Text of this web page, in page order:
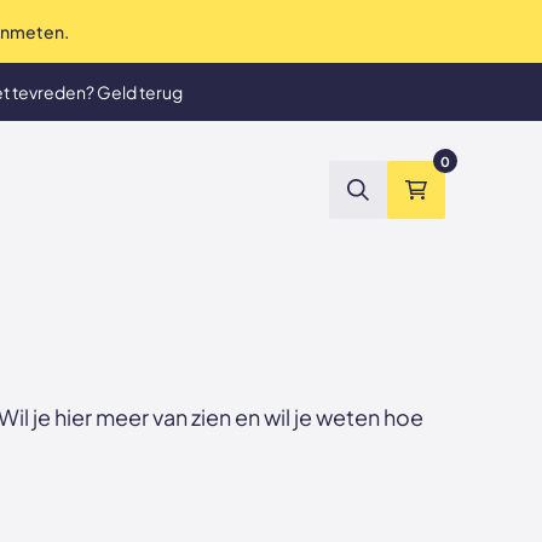
service tot in de puntjes
tevreden? Geld terug
ZoekenWinkelmand
0
je hier meer van zien en wil je weten hoe